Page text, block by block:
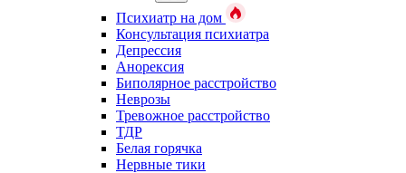
Психиатр на дом
Консультация психиатра
Депрессия
Анорексия
Биполярное расстройство
Неврозы
Тревожное расстройство
ТДР
Белая горячка
Нервные тики